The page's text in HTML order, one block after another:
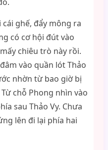
ghế, đẩy mông ra
có cơ hội đút vào
chiêu trò này rồi.
vào quần lót Thảo
nhờn từ bao giờ bị
chỗ Phong nhìn vào
sau Thảo Vy. Chưa
lên đi lại phía hai